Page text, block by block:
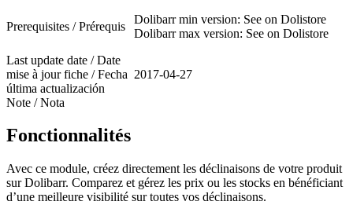
Prerequisites / Prérequis
Dolibarr min version: See on Dolistore
Dolibarr max version: See on Dolistore
Last update date / Date
mise à jour fiche / Fecha
última actualización
2017-04-27
Note / Nota
Fonctionnalités
Avec ce module, créez directement les déclinaisons de votre produit
sur Dolibarr. Comparez et gérez les prix ou les stocks en bénéficiant
d’une meilleure visibilité sur toutes vos déclinaisons.